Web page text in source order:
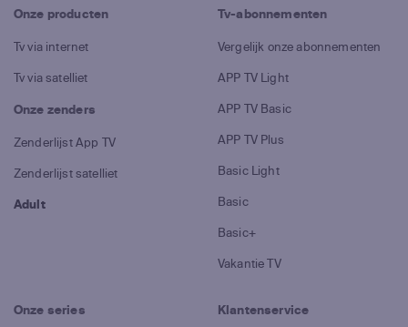
Onze producten
Tv via internet
Tv via satelliet
Onze zenders
Zenderlijst App TV
Zenderlijst satelliet
Adult
Tv-abonnementen
Vergelijk onze abonnementen
APP TV Light
APP TV Basic
APP TV Plus
Basic Light
Basic
Basic+
Vakantie TV
Onze series Klantenservice